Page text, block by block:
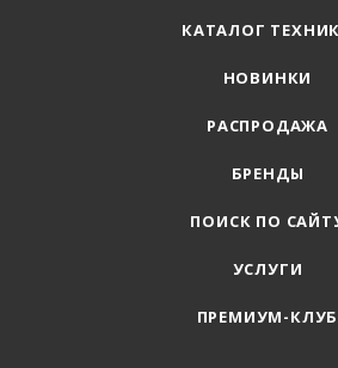
КАТАЛОГ
НОВИНКИ
РАСПРОДАЖА
БРЕНДЫ
ПОИСК ПО
УСЛУГИ
ПРЕМИУМ-КЛУБ